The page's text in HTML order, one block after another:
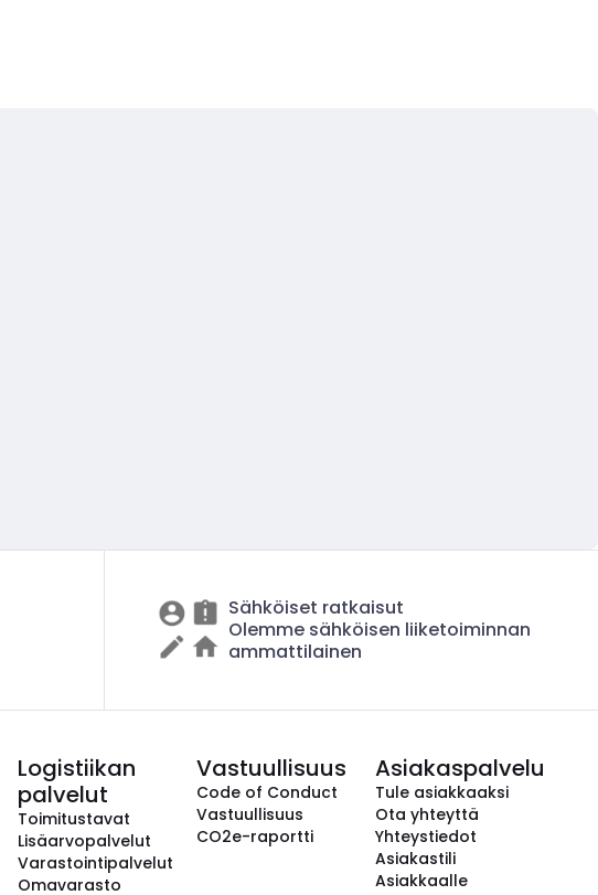
Sähköiset ratkaisut
Olemme sähköisen liiketoiminnan
ammattilainen
Logistiikan
palvelut
Toimitustavat
Lisäarvopalvelut
Varastointipalvelut
Omavarasto
Vastuullisuus
Code of Conduct
Vastuullisuus
CO2e-raportti
Asiakaspalvelu
Tule asiakkaaksi
Ota yhteyttä
Yhteystiedot
Asiakastili
Asiakkaalle